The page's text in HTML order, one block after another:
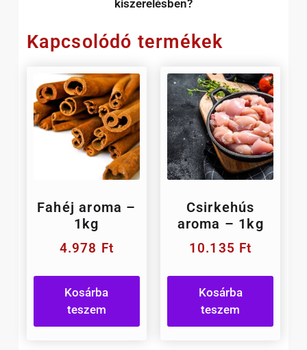
kiszerelésben?
Kapcsolódó termékek
Fahéj aroma –
1kg
4.978 Ft
Kosárba
teszem
Csirkehús
aroma – 1kg
10.135 Ft
Kosárba
teszem